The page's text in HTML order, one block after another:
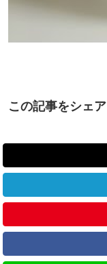
この記事をシェア